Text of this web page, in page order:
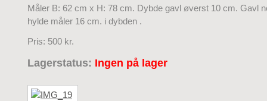
Måler B: 62 cm x H: 78 cm. Dybde gavl øverst 10 cm. Gavl
hylde måler 16 cm. i dybden .
Pris: 500 kr.
Lagerstatus: Ingen på lager